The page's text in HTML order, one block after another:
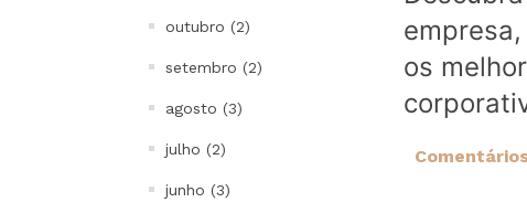
outubro (2)
setembro (2)
agosto (3)
julho (2)
junho (3)
os